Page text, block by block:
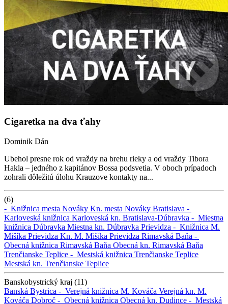
Cigaretka na dva ťahy
Dominik Dán
Ubehol presne rok od vraždy na brehu rieky a od vraždy Tibora
Hakla – jedného z kapitánov Bossa podsvetia. V oboch prípadoch
zohrali dôležitú úlohu Krauzove kontakty na...
(6)
- Knižnica mesta Nováky Kn. mesta Nováky Bratislava -
Karloveská knižnica Karloveská kn. Bratislava-Dúbravka - Miestna
knižnica Dúbravka Miestna kn. Dúbravka Prievidza - Knižnica M.
Mišíka Prievidza Kn. M. Mišíka Prievidza Rimavská Baňa -
Obecná knižnica Rimavská Baňa Obecná kn. Rimavská Baňa
Trenčianske Teplice - Mestská knižnica Trenčianske Teplice
Mestská kn. Trenčianske Teplice
Banskobystrický kraj (11)
Banská Bystrica - Verejná knižnica M. Kováča Verejná kn. M.
Kováča Dobroč - Obecná knižnica Obecná kn. Dudince - Mestská